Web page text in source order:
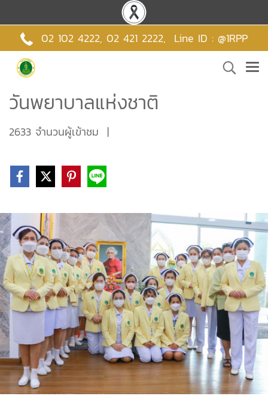
02 102 4222, 02 421 2222, Line ID : @1RPP
วันพยาบาลแห่งชาติ
2633 จำนวนผู้เข้าชม |